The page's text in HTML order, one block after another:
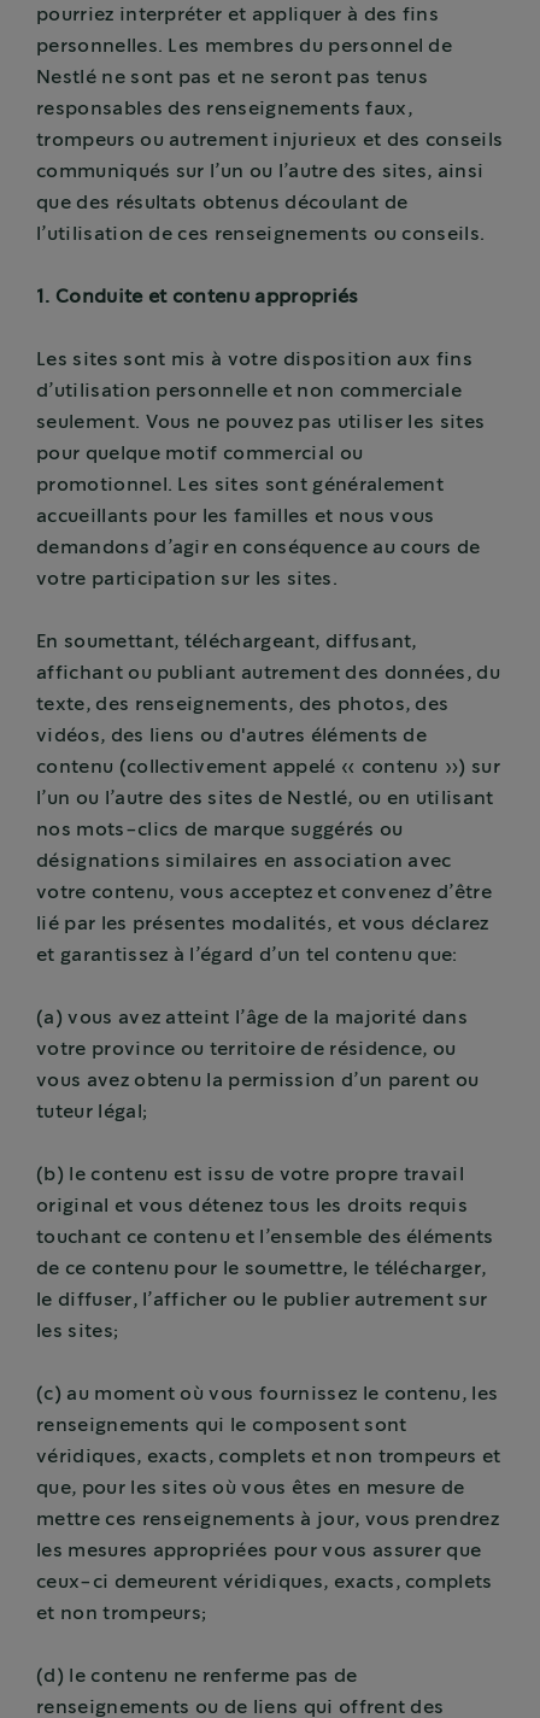
pourriez interpréter et appliquer à des fins
personnelles. Les membres du personnel de
Nestlé ne sont pas et ne seront pas tenus
responsables des renseignements faux,
trompeurs ou autrement injurieux et des conseils
communiqués sur l’un ou l’autre des sites, ainsi
que des résultats obtenus découlant de
l’utilisation de ces renseignements ou conseils.
1. Conduite et contenu appropriés
Les sites sont mis à votre disposition aux fins
d’utilisation personnelle et non commerciale
seulement. Vous ne pouvez pas utiliser les sites
pour quelque motif commercial ou
promotionnel. Les sites sont généralement
accueillants pour les familles et nous vous
demandons d’agir en conséquence au cours de
votre participation sur les sites.
En soumettant, téléchargeant, diffusant,
affichant ou publiant autrement des données, du
texte, des renseignements, des photos, des
vidéos, des liens ou d'autres éléments de
contenu (collectivement appelé « contenu ») sur
l’un ou l’autre des sites de Nestlé, ou en utilisant
nos mots-clics de marque suggérés ou
désignations similaires en association avec
votre contenu, vous acceptez et convenez d’être
lié par les présentes modalités, et vous déclarez
et garantissez à l’égard d’un tel contenu que:
(a) vous avez atteint l’âge de la majorité dans
votre province ou territoire de résidence, ou
vous avez obtenu la permission d’un parent ou
tuteur légal;
(b) le contenu est issu de votre propre travail
original et vous détenez tous les droits requis
touchant ce contenu et l’ensemble des éléments
de ce contenu pour le soumettre, le télécharger,
le diffuser, l’afficher ou le publier autrement sur
les sites;
(c) au moment où vous fournissez le contenu, les
renseignements qui le composent sont
véridiques, exacts, complets et non trompeurs et
que, pour les sites où vous êtes en mesure de
mettre ces renseignements à jour, vous prendrez
les mesures appropriées pour vous assurer que
ceux-ci demeurent véridiques, exacts, complets
et non trompeurs;
(d) le contenu ne renferme pas de
renseignements ou de liens qui offrent des